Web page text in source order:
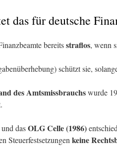
das für deutsche
bereitsstraflos, wenn
schützt sie,
des Amtsmissbrauchswurde
und dasOLG Celle (1986)
Steuerfestsetzungen keine